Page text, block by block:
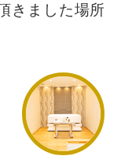
きました場所